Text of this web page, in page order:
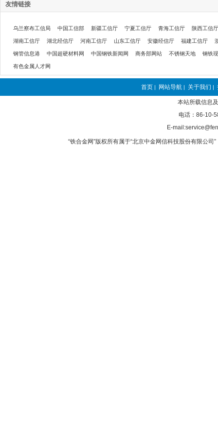
友情链接
乌兰察布工信局 中国工信部 新疆工信厅 宁夏工信厅 青海工信厅 陕西工信厅
湖南工信厅 湖北经信厅 河南工信厅 山东工信厅 安徽经信厅 福建工信厅
钢管信息港 中国超硬材料网 中国钢铁新闻网 商务部网站 不锈钢天地 钢铁
有色金属人才网
首页 | 网站导航 | 关于我们 |
本站所载信息
电话：86-10-
E-
“铁合金网”版权所有属于“北京中金网信科技股份有限公司